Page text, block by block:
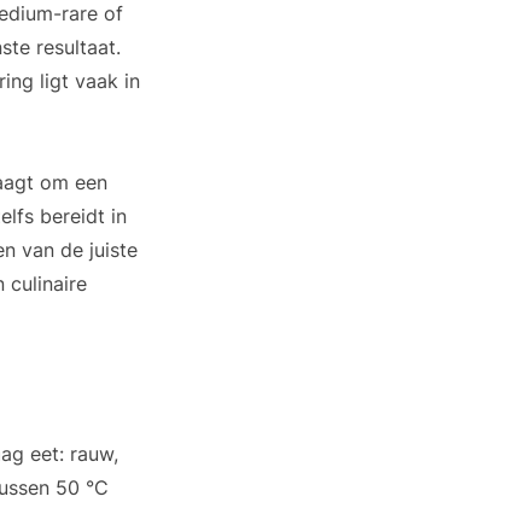
rare of
resultaat.
ligt vaak in
om een
bereidt in
van de juiste
culinaire
eet: rauw,
50 °C